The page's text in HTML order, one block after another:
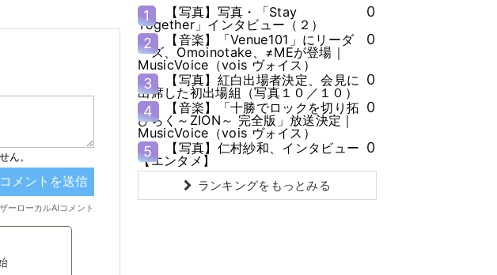
1
【写真】写真・「Stay
Together」インタビュー（２）
0
2
【音楽】「Venue101」にリーダ
ーズ、Omoinotake、≠MEが登場｜
MusicVoice（vois ヴォイス）
0
3
【写真】紅白出場者決定、会見に
出席した初出場組（写真１０／１０）
0
4
【音楽】「十勝でロックを切り拓
ひらく～ZION～ 完全版」放送決定｜
MusicVoice（vois ヴォイス）
0
5
【写真】仁村紗和、インタビュー
【エンタメ】
0
ランキングをもっとみる